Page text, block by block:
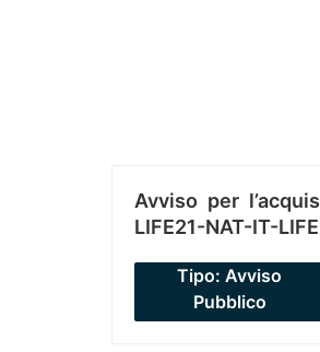
Avviso per
LIFE21-NAT-IT-
Tipo: Avviso
Pubblico